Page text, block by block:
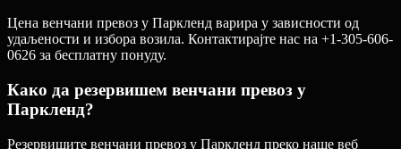
Цена венчани превоз у Паркленд варира у зависности од
удаљености и избора возила. Контактирајте нас на +1-305-606-
0626 за бесплатну понуду.
Како да резервишем венчани превоз у
Паркленд?
Резервишите венчани превоз у Паркленд преко наше веб